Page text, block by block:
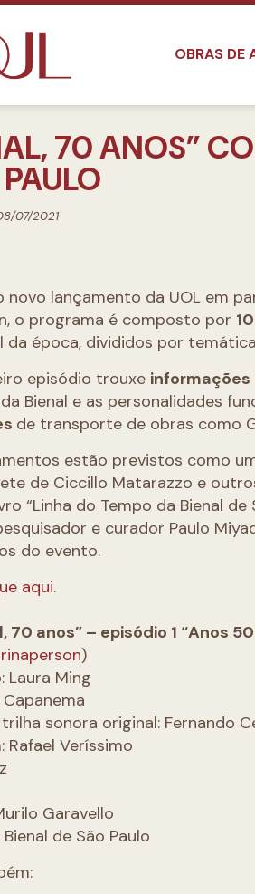
OBRAS DE
70 ANOS”
07/2021
novo lançamento da UOL em
o programa é composto por
época, divididos por
episódio trouxe informações
Bienal e as personalidades
de transporte de obras como
estão previstos como
de Ciccillo Matarazzo e
“Linha do Tempo da Bienal
e curador Paulo
do evento.
aqui.
70 anos” – episódio 1 “Anos
)
Laura Ming
sonora original: Fernando
Rafael Veríssimo
Garavello
de São Paulo